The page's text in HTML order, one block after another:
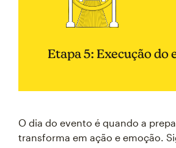
Etapa 5: Execução do
O dia do evento é quando a
transforma em ação e emoção.